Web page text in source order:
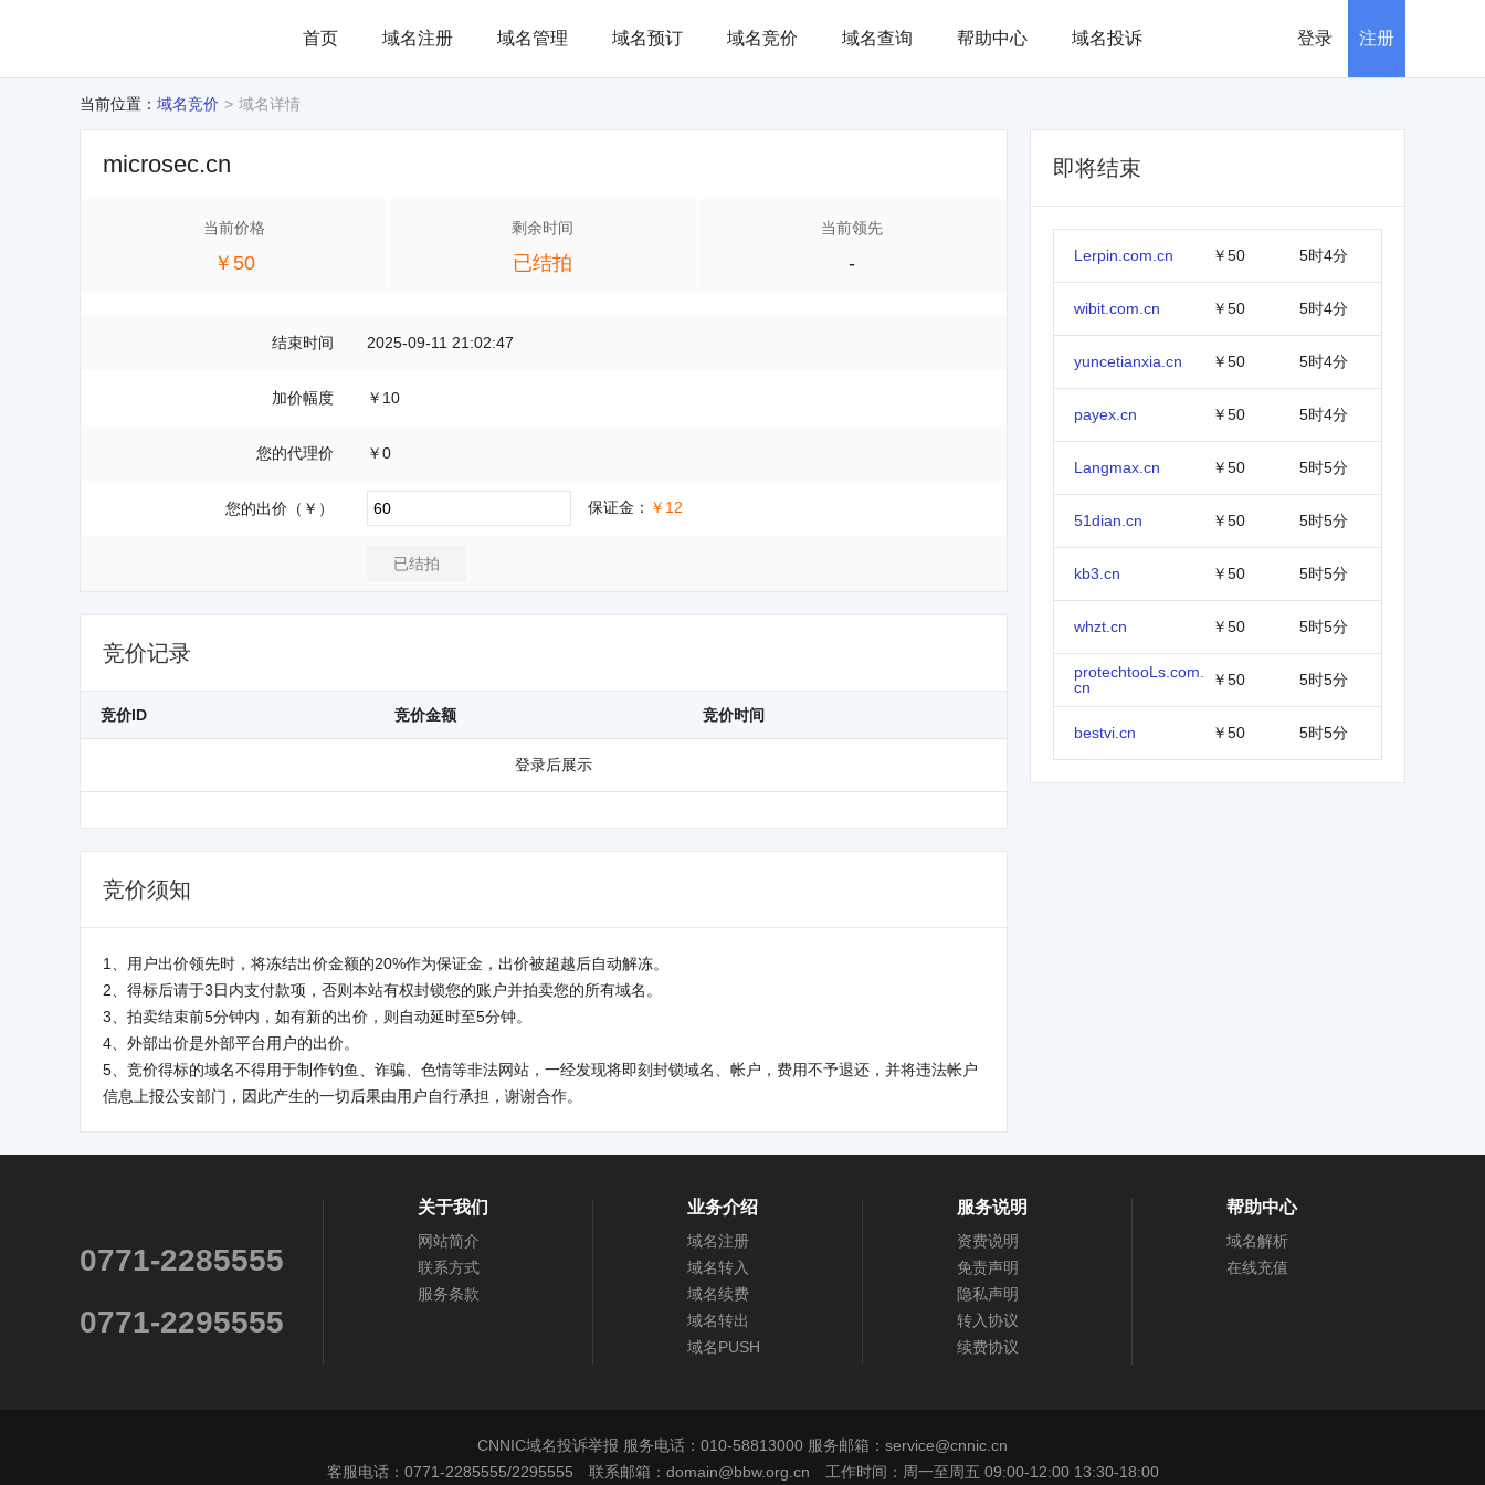
首页 域名注册 域名管理 域名预订 域名竞价 域名查询 帮助中心 域名投诉 登录 注册
当前位置： 域名竞价 域名详情
microsec.cn
当前价格
￥50
剩余时间
已结拍
当前领先
-
结束时间 2025-09-11 21:02:47
加价幅度 ￥10
您的代理价 ￥0
您的出价（￥） 保证金： ￥12
竞价记录
竞价ID 竞价金额 竞价时间
登录后展示
竞价须知
1、用户出价领先时，将冻结出价金额的20%作为保证金，出价被超越后自动解冻。
2、得标后请于3日内支付款项，否则本站有权封锁您的账户并拍卖您的所有域名。
3、拍卖结束前5分钟内，如有新的出价，则自动延时至5分钟。
4、外部出价是外部平台用户的出价。
5、竞价得标的域名不得用于制作钓鱼、诈骗、色情等非法网站，一经发现将即刻封锁域名、帐户，费用不予退还，并将违法帐户
信息上报公安部门，因此产生的一切后果由用户自行承担，谢谢合作。
即将结束
Lerpin.com.cn ￥50 5时4分
wibit.com.cn ￥50 5时4分
yuncetianxia.cn ￥50 5时4分
payex.cn ￥50 5时4分
Langmax.cn ￥50 5时5分
51dian.cn ￥50 5时5分
kb3.cn ￥50 5时5分
whzt.cn ￥50 5时5分
protechtooLs.com.
cn
￥50 5时5分
bestvi.cn ￥50 5时5分
0771-2285555
0771-2295555
关于我们
网站简介
联系方式
服务条款
业务介绍
域名注册
域名转入
域名续费
域名转出
域名PUSH
服务说明
资费说明
免责声明
隐私声明
转入协议
续费协议
帮助中心
域名解析
在线充值
CNNIC域名投诉举报 服务电话：010-58813000 服务邮箱：service@cnnic.cn
客服电话：0771-2285555/2295555 联系邮箱：domain@bbw.org.cn 工作时间：周一至周五 09:00-12:00 13:30-18:00